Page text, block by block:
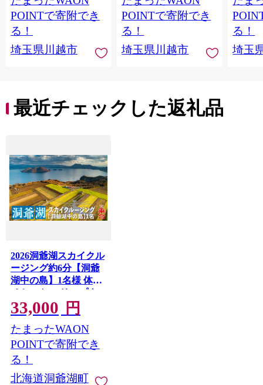
POINTで寄附でき
る！
埼玉県川越市
POINTで寄附でき
る！
埼玉県川越市
る！
埼玉
最近チェックした返礼品
2026洞爺湖スカイクル
ージング約6分【洞爺
湖中の島】1名様 体験
チケット ヘリコプタ
ー 空中散歩 自然 満喫
遊覧飛行 思い出 景色
北海道の自然 ふるさ
と納税 洞爺湖 観光 体
験 絶景
33,000 円
たまったWAON
POINTで寄附でき
る！
北海道洞爺湖町